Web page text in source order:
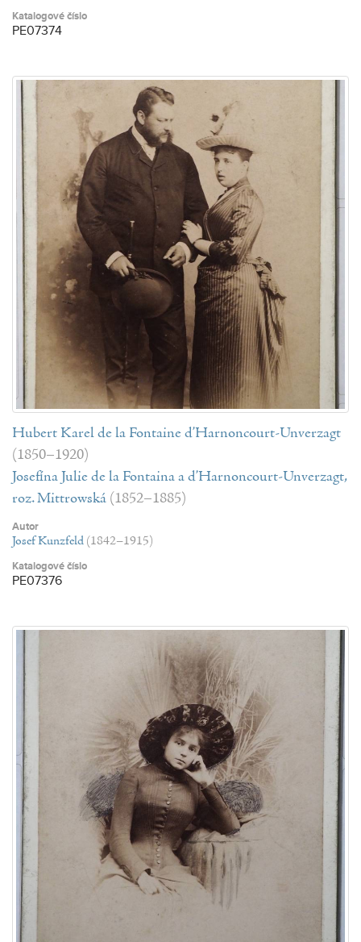
Katalogové číslo
PE07374
Hubert Karel de la Fontaine d’Harnoncourt-Unverzagt
(1850–1920)
Josefína Julie de la Fontaina a d’Harnoncourt-Unverzagt,
roz. Mittrowská (1852–1885)
Autor
Josef Kunzfeld (1842–1915)
Katalogové číslo
PE07376